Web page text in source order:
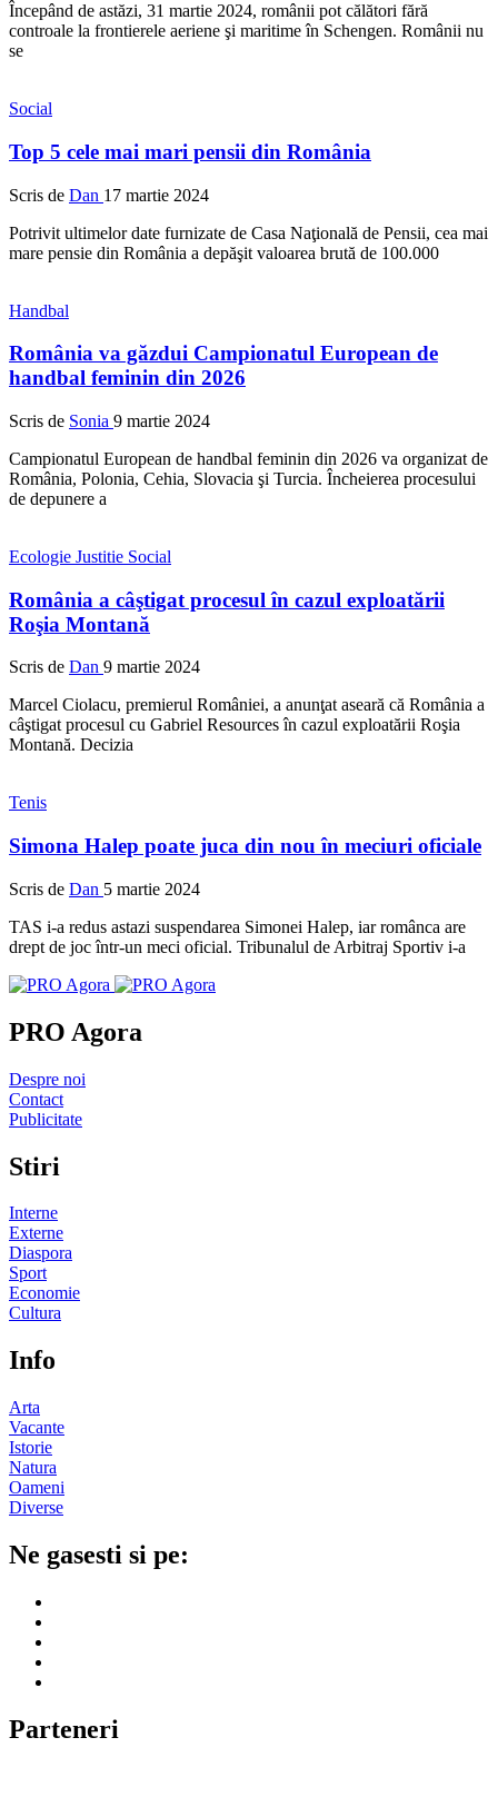
Începând de astăzi, 31 martie 2024, românii pot călători fără
controale la frontierele aeriene şi maritime în Schengen. Românii nu
se
Social
Top 5 cele mai mari pensii din România
Scris de Dan 17 martie 2024
Potrivit ultimelor date furnizate de Casa Naţională de Pensii, cea mai
mare pensie din România a depăşit valoarea brută de 100.000
Handbal
România va găzdui Campionatul European de
handbal feminin din 2026
Scris de Sonia 9 martie 2024
Campionatul European de handbal feminin din 2026 va organizat de
România, Polonia, Cehia, Slovacia şi Turcia. Încheierea procesului
de depunere a
Ecologie Justitie Social
România a câştigat procesul în cazul exploatării
Roşia Montană
Scris de Dan 9 martie 2024
Marcel Ciolacu, premierul României, a anunţat aseară că România a
câştigat procesul cu Gabriel Resources în cazul exploatării Roşia
Montană. Decizia
Tenis
Simona Halep poate juca din nou în meciuri oficiale
Scris de Dan 5 martie 2024
TAS i-a redus astazi suspendarea Simonei Halep, iar românca are
drept de joc într-un meci oficial. Tribunalul de Arbitraj Sportiv i-a
PRO Agora
Despre noi
Contact
Publicitate
Stiri
Interne
Externe
Diaspora
Sport
Economie
Cultura
Info
Arta
Vacante
Istorie
Natura
Oameni
Diverse
Ne gasesti si pe:
Parteneri